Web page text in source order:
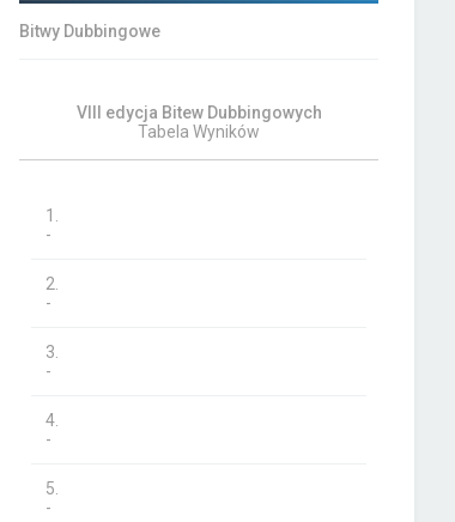
Bitwy Dubbingowe
VIII edycja Bitew Dubbingowych
Tabela Wyników
1.
-
2.
-
3.
-
4.
-
5.
-